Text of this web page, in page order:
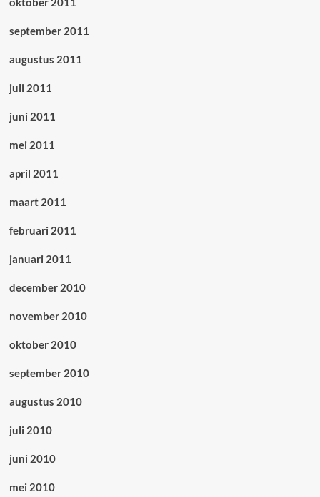
september 2011
augustus 2011
juli 2011
juni 2011
mei 2011
april 2011
maart 2011
februari 2011
januari 2011
december 2010
november 2010
oktober 2010
september 2010
augustus 2010
juli 2010
juni 2010
mei 2010